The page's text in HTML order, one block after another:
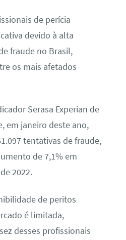
de perícia
devido à alta
fraude no Brasil,
os mais afetados
Serasa Experian de
em janeiro deste ano,
tentativas de fraude,
de 7,1% em
2022.
de peritos
é limitada,
desses profissionais